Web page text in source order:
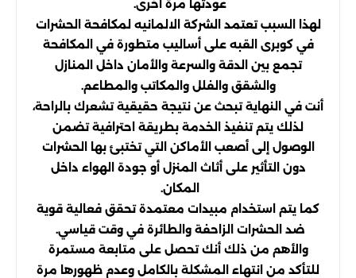
عودتها مرة أخرى.
لهذا السبب تعتمد الشركة الالمانيه لمكافحة الحشرات
في كوبرى القبه على أساليب متطورة في المكافحة
تجمع بين الدقة والسرعة والأمان داخل المنازل
والشقق والفلل والمكاتب والمطاعم.
أنت في النهاية تبحث عن نتيجة حقيقية تشعرك بالراحة،
لذلك يتم تنفيذ الخدمة بطريقة احترافية تضمن
الوصول إلى أصعب الأماكن التي تختبئ بها الحشرات
دون التأثير على أثاث المنزل أو جودة الهواء داخل
المكان.
كما يتم استخدام مبيدات معتمدة تحقق فعالية قوية
ضد الحشرات الزاحفة والطائرة في وقت قياسي.
والأهم من ذلك أنك تحصل على متابعة مستمرة
للتأكد من انتهاء المشكلة بالكامل وعدم ظهورها مرة